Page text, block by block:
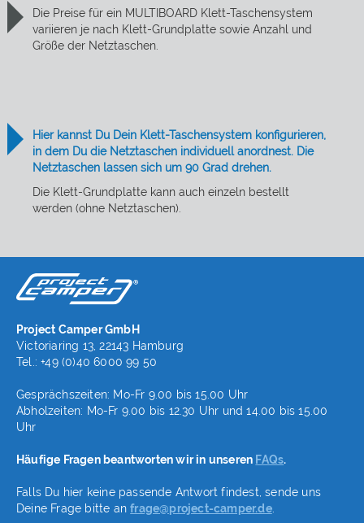
Die Preise für ein MULTIBOARD Klett-Taschensystem
variieren je nach Klett-Grundplatte sowie Anzahl und
Größe der Netztaschen.
Hier kannst Du Dein Klett-Taschensystem konfigurieren,
in dem Du die Netztaschen individuell anordnest. Die
Netztaschen lassen sich um 90 Grad drehen.
Die Klett-Grundplatte kann auch einzeln bestellt
werden (ohne Netztaschen).
Project Camper GmbH
Victoriaring 13, 22143 Hamburg
Tel.: +49 (0)40 6000 99 50
Gesprächszeiten: Mo-Fr 9.00 bis 15.00 Uhr
Abholzeiten: Mo-Fr 9.00 bis 12.30 Uhr und 14.00 bis 15.00
Uhr
Häufige Fragen beantworten wir in unseren FAQs.
Falls Du hier keine passende Antwort findest, sende uns
Deine Frage bitte anfrage@project-camper.de.